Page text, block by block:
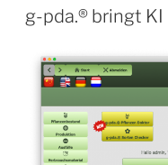
g-pda.® bringt